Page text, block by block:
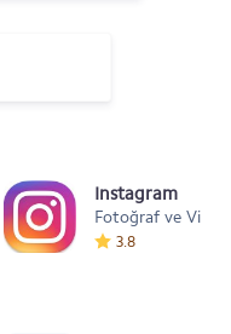
Instagram
Fotoğraf ve Video
3.8